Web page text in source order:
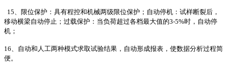
15、限位保护：具有程控和机械两级限位保护；自动停机：试样断裂后，
移动横梁自动停止；过载保护：当负荷超过各档最大值的3-5%时，自动停
机；
16、自动和人工两种模式求取试验结果，自动形成报表，使数据分析过程简
便。